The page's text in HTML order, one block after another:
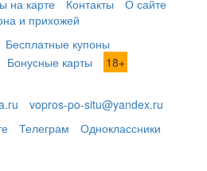
на карте Контакты
О сайте
и прихожей
Бесплатные купоны
Бонусные карты 18+
vopros-po-situ@yandex.ru
Телеграм
Одноклассники